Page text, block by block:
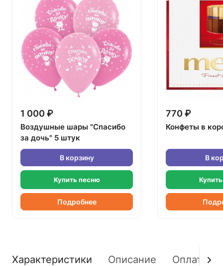
1 000 ₽
Воздушные шары "Спасибо
за дочь" 5 штук
В корзину
Купить песню
Подробнее
770 ₽
Конфеты в
В
Характеристики Описание Оплата